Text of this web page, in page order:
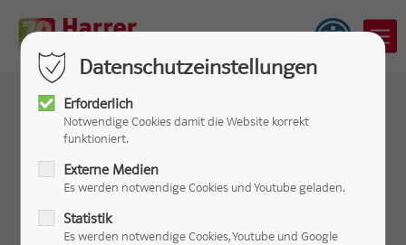
Wir kümmern uns um Sie –
gerade auch im Notfall!
Datenschutzeinstellungen
Erforderlich
Notwendige Cookies damit die Website korrekt
funktioniert.
Externe Medien
Es werden notwendige Cookies und Youtube geladen.
Statistik
Es werden notwendige Cookies, Youtube und Google